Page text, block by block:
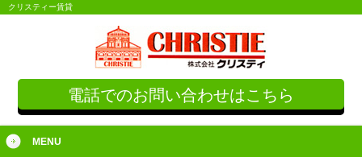
クリスティー賃貸
電話でのお問い合わせはこちら
MENU